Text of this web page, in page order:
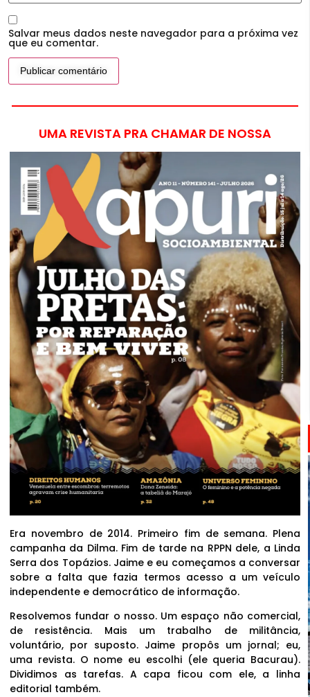
Salvar meus dados neste navegador para a próxima vez
que eu comentar.
UMA REVISTA PRA CHAMAR DE NOSSA
Era novembro de 2014. Primeiro fim de semana. Plena
campanha da Dilma. Fim de tarde na RPPN dele, a Linda
Serra dos Topázios. Jaime e eu começamos a conversar
sobre a falta que fazia termos acesso a um veículo
independente e democrático de informação.
Resolvemos fundar o nosso. Um espaço não comercial,
de resistência. Mais um trabalho de militância,
voluntário, por suposto. Jaime propôs um jornal; eu,
uma revista. O nome eu escolhi (ele queria Bacurau).
Dividimos as tarefas. A capa ficou com ele, a linha
editorial também.